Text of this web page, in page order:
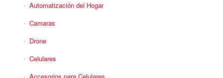
Automatización del Hogar
Camaras
Drone
Celulares